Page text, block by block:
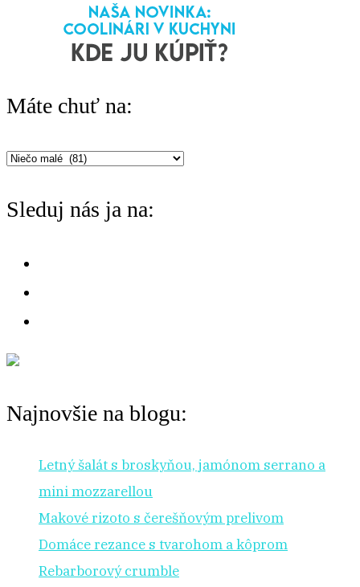
Máte chuť na:
Máte
na:
Sleduj nás ja na:
Najnovšie na blogu:
Letný šalát s broskyňou, jamónom serrano a
mini mozzarellou
Makové rizoto s čerešňovým prelivom
Domáce rezance s tvarohom a kôprom
Rebarborový crumble